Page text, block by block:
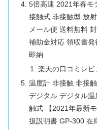
5倍高速 2021年春モ
接触式 非接触型 放
メール便 送料無料
補助金対応 領収書
即納
楽天の口コミレビ
温度計 非接触 非接
デジタル デジタル
触式 【2021年最新
扱説明書 GP-300 在